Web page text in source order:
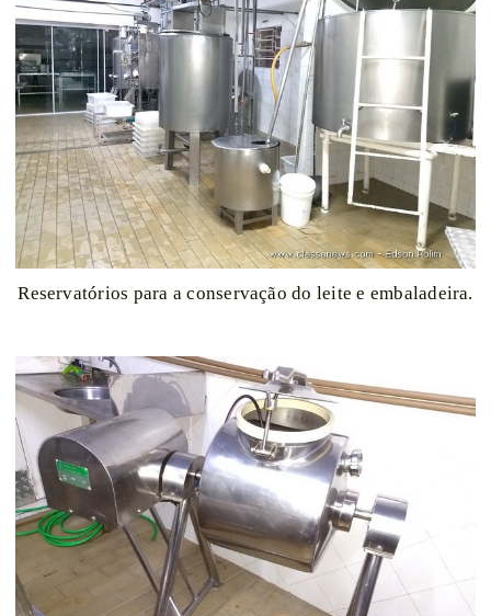
Reservatórios para a conservação do leite e embaladeira.